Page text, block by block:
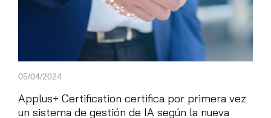
05/04/2024
Applus+ Certification certifica por primera vez
un sistema de gestión de IA según la nueva